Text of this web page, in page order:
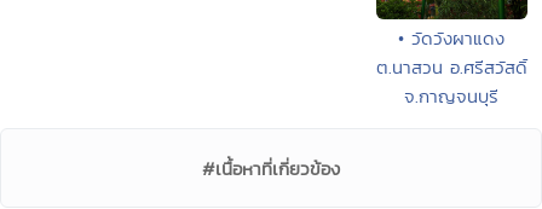
• วัดวังผาแดง
ต.นาสวน อ.ศรีสวัสดิ์
จ.กาญจนบุรี
#เนื้อหาที่เกี่ยวข้อง